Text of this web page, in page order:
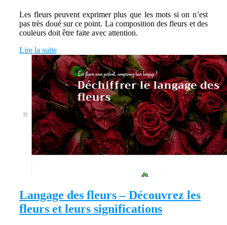
Les fleurs peuvent exprimer plus que les mots si on n’est
pas très doué sur ce point. La composition des fleurs et des
couleurs doit être faite avec attention.
Lire la suite
Langage des fleurs – Découvrez les
fleurs et leurs significations